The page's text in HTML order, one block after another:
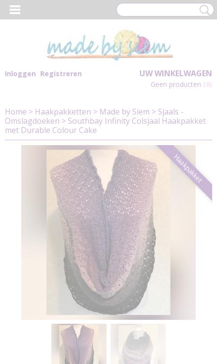
Inloggen Registreren UW WINKELWAGEN
Geen producten (0)
Home > Haakpakketten > Made by Siem > Sjaals -
Omslagdoeken > Southbay Infinity Colsjaal Haakpakket
met Durable Colour Cake
Haakpakket